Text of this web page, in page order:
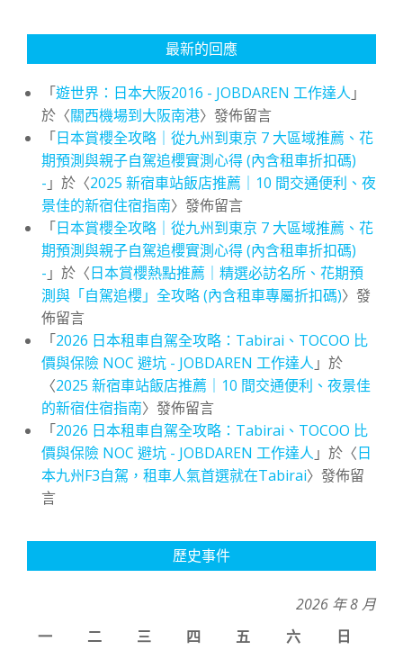
最新的回應
「遊世界：日本大阪2016 - JOBDAREN 工作達人 」
於〈關西機場到大阪南港〉發佈留言
「日本賞櫻全攻略｜從九州到東京 7 大區域推薦、花
期預測與親子自駕追櫻實測心得 (內含租車折扣碼)
- 」於〈2025 新宿車站飯店推薦｜10 間交通便利、夜
景佳的新宿住宿指南〉發佈留言
「日本賞櫻全攻略｜從九州到東京 7 大區域推薦、花
期預測與親子自駕追櫻實測心得 (內含租車折扣碼)
- 」於〈日本賞櫻熱點推薦｜精選必訪名所、花期預
測與「自駕追櫻」全攻略 (內含租車專屬折扣碼)〉發
佈留言
「2026 日本租車自駕全攻略：Tabirai、TOCOO 比
價與保險 NOC 避坑 - JOBDAREN 工作達人 」於
〈2025 新宿車站飯店推薦｜10 間交通便利、夜景佳
的新宿住宿指南〉發佈留言
「2026 日本租車自駕全攻略：Tabirai、TOCOO 比
價與保險 NOC 避坑 - JOBDAREN 工作達人 」於〈日
本九州F3自駕，租車人氣首選就在Tabirai〉發佈留
言
歷史事件
2026 年 8 月
一
二 三 四 五 六
日